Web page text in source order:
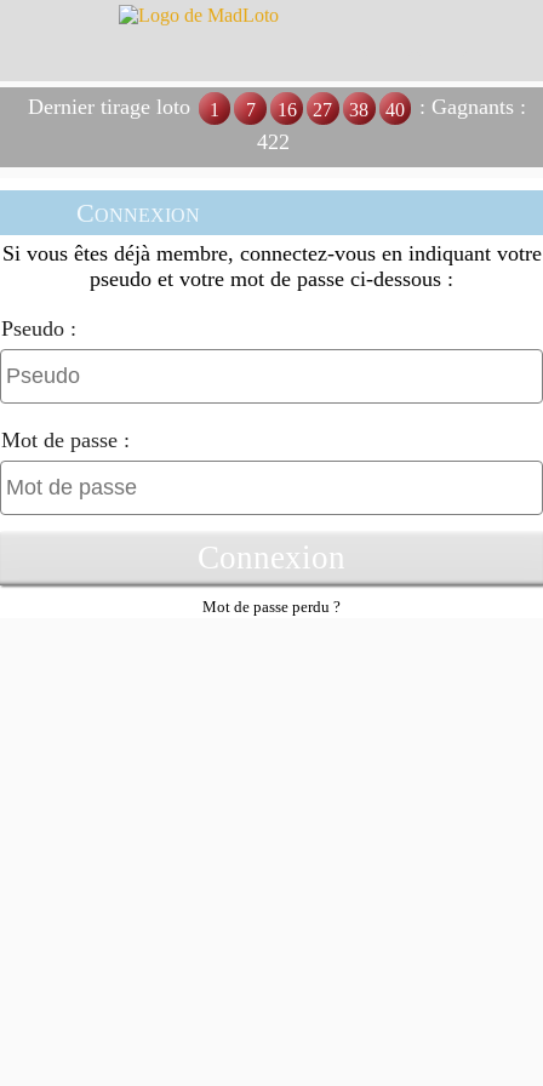
Dernier tirage loto 1 7 16 27 38 40
: Gagnants :
422
Connexion
Si vous êtes déjà membre, connectez-vous en indiquant votre
pseudo et votre mot de passe ci-dessous :
Pseudo :
Mot de passe :
Connexion
Mot de passe perdu ?